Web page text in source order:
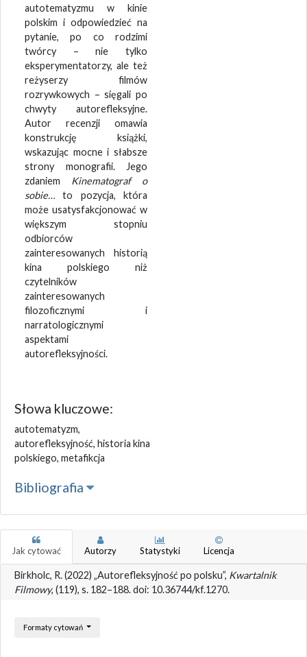
autotematyzmu w kinie
polskim i odpowiedzieć na
pytanie, po co rodzimi
twórcy – nie tylko
eksperymentatorzy, ale też
reżyserzy filmów
rozrywkowych – sięgali po
chwyty autorefleksyjne.
Autor recenzji omawia
konstrukcję książki,
wskazując mocne i słabsze
strony monografii. Jego
zdaniem Kinematograf o
sobie…to pozycja, która
może usatysfakcjonować w
większym stopniu
odbiorców
zainteresowanych historią
kina polskiego niż
czytelników
zainteresowanych
filozoficznymi i
narratologicznymi
aspektami
autorefleksyjności.
Słowa kluczowe:
autotematyzm,
autorefleksyjność, historia kina
polskiego, metafikcja
Bibliografia
Jak cytować Autorzy Statystyki Licencja
Birkholc, R. (2022) „Autorefleksyjność po polsku”, Kwartalnik
Filmowy, (119), s. 182–188. doi: 10.36744/kf.1270.
Formaty cytowań